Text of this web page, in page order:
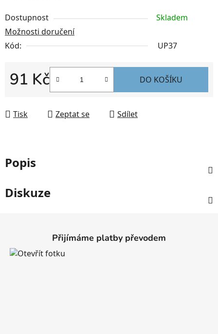
Dostupnost
Skladem
Možnosti doručení
Kód:
UP37
91 Kč
Měrná cena:
DO KOŠÍKU
Tisk Zeptat se Sdílet
Popis
Diskuze
Přijímáme platby převodem